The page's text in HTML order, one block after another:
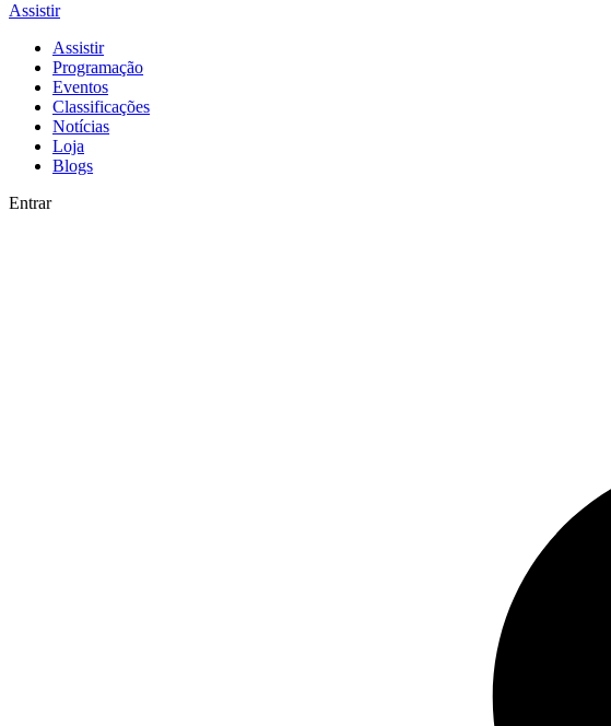
Assistir
Assistir
Programação
Eventos
Classificações
Notícias
Loja
Blogs
Entrar